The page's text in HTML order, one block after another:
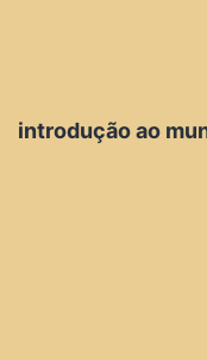
introdução ao